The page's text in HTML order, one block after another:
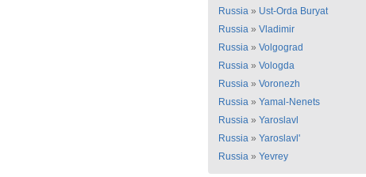
Russia » Ust-Orda Buryat
Russia » Vladimir
Russia » Volgograd
Russia » Vologda
Russia » Voronezh
Russia » Yamal-Nenets
Russia » Yaroslavl
Russia » Yaroslavl'
Russia » Yevrey